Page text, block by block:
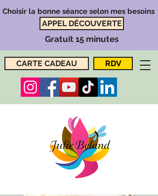
CARTE CADEAU RDV
Choisir la bonne séance selon mes besoins
APPEL DÉCOUVERTE
Gratuit 15 minutes